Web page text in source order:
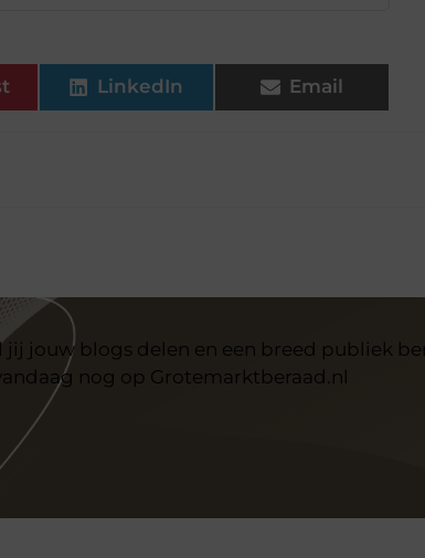
LinkedIn Email
jij jouw blogs delen en een breed publiek
nog op Grotemarktberaad.nl